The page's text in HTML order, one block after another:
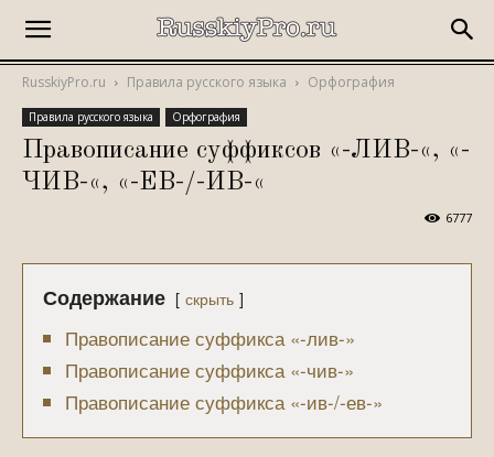
RusskiyPro.ru Правила русского языка Орфография
Правила русского языка Орфография
Правописание суффиксов «-ЛИВ-«, «-
ЧИВ-«, «-ЕВ-/-ИВ-«
6777
Содержание скрыть
Правописание суффикса «-лив-»
Правописание суффикса «-чив-»
Правописание суффикса «-ив-/-ев-»